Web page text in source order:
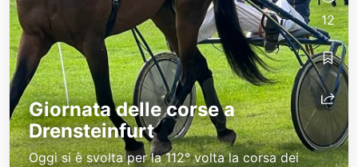
Giornata delle corse a
Drensteinfurt
Oggi si è svolta per la 112° volta la corsa dei
12